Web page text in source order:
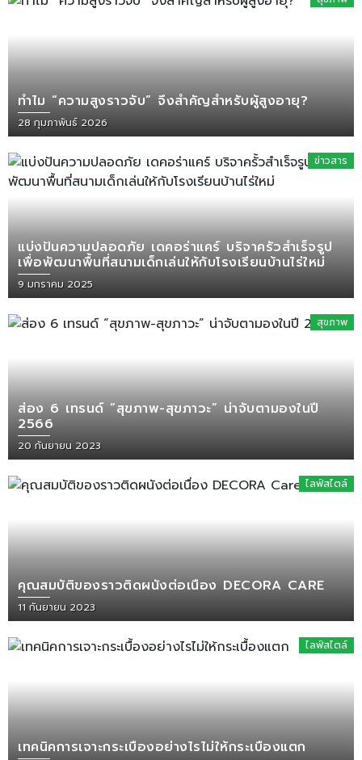
ทำไม “ความสูงราวจับ” จึงสำคัญสำหรับผู้สูงอายุ?
28 กุมภาพันธ์ 2026
ข่าวสาร
แบ่งปันความปลอดภัย เดคอร่าแคร์ บริจาครั้วสำเร็จรูป
เพื่อพัฒนาพื้นที่สนามเด็กเล่นให้กับโรงเรียนบ้านไร่ใหม่
9 มกราคม 2025
สุขภาพ
ส่อง 6 เทรนด์ “สุขภาพ-สุขภาวะ” น่าจับตามองในปี
2566
20 กันยายน 2023
ไลฟ์สไตล์
คุณสมบัติของราวติดผนังต่อเนื่อง DECORA CARE
11 กันยายน 2023
ไลฟ์สไตล์
เทคนิคการเจาะกระเบื้องอย่างไรไม่ให้กระเบื้องแตก